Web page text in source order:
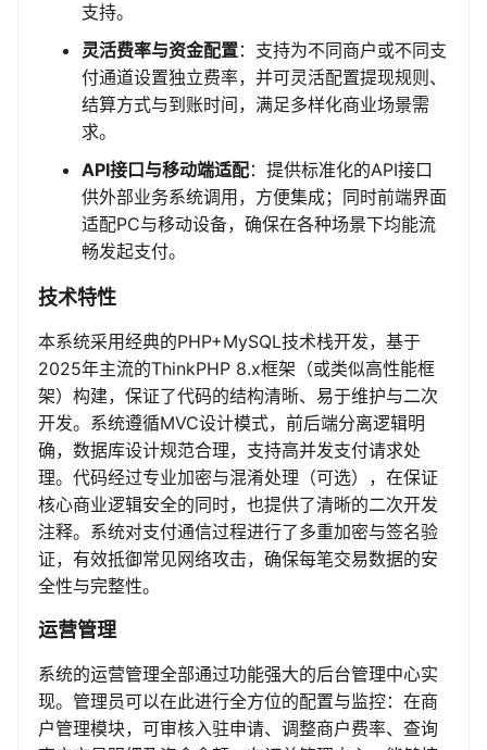
支持。
灵活费率与资金配置：支持为不同商户或不同支
付通道设置独立费率，并可灵活配置提现规则、
结算方式与到账时间，满足多样化商业场景需
求。
API接口与移动端适配：提供标准化的API接口
供外部业务系统调用，方便集成；同时前端界面
适配PC与移动设备，确保在各种场景下均能流
畅发起支付。
技术特性
本系统采用经典的PHP+MySQL技术栈开发，基于
2025年主流的ThinkPHP 8.x框架（或类似高性能框
架）构建，保证了代码的结构清晰、易于维护与二次
开发。系统遵循MVC设计模式，前后端分离逻辑明
确，数据库设计规范合理，支持高并发支付请求处
理。代码经过专业加密与混淆处理（可选），在保证
核心商业逻辑安全的同时，也提供了清晰的二次开发
注释。系统对支付通信过程进行了多重加密与签名验
证，有效抵御常见网络攻击，确保每笔交易数据的安
全性与完整性。
运营管理
系统的运营管理全部通过功能强大的后台管理中心实
现。管理员可以在此进行全方位的配置与监控：在商
户管理模块，可审核入驻申请、调整商户费率、查询